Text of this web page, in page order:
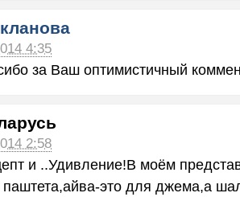
4:35
за Ваш оптимистичный
2:58
и ..Удивление!В моём
паштета,айва-это для джема,а